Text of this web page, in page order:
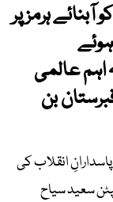
آبنائے ہرمز پر
اہم عالمی
بن
انقلاب کی
سعید سیاح